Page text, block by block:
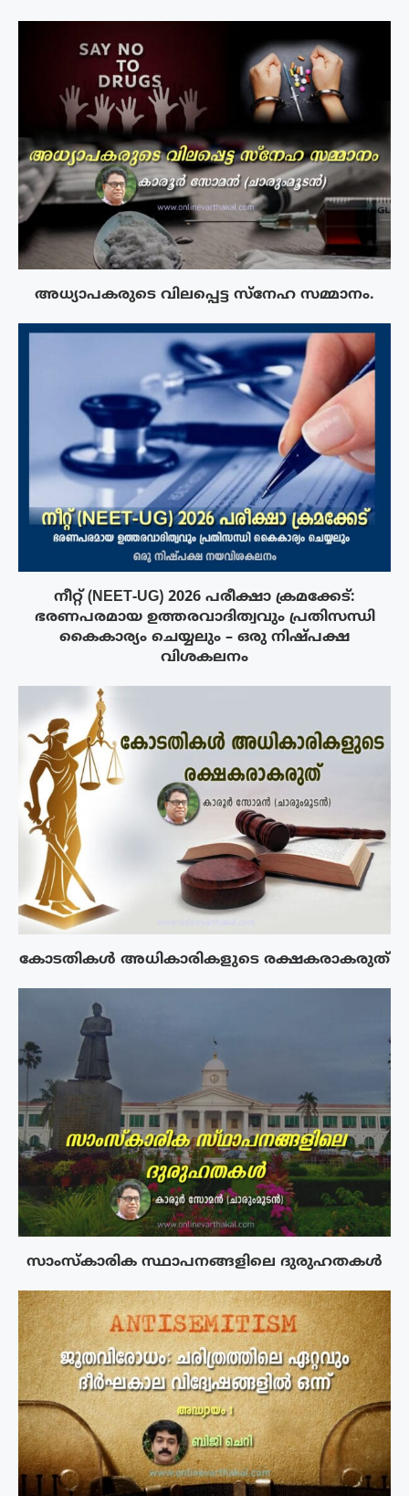
അധ്യാപകരുടെ വിലപ്പെട്ട സ്നേഹ സമ്മാനം.
നീറ്റ് (NEET-UG) 2026 പരീക്ഷാ ക്രമക്കേട്:
ഭരണപരമായ ഉത്തരവാദിത്വവും പ്രതിസന്ധി
കൈകാര്യം ചെയ്യലും – ഒരു നിഷ്പക്ഷ
വിശകലനം
കോടതികൾ അധികാരികളുടെ രക്ഷകരാകരുത്
സാംസ്‌കാരിക സ്ഥാപനങ്ങളിലെ ദുരുഹതകൾ